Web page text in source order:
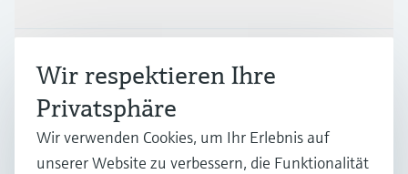
Branchen
Support
Wir respektieren Ihre
Privatsphäre
Wir verwenden Cookies, um Ihr Erlebnis auf
unserer Website zu verbessern, die Funktionalität